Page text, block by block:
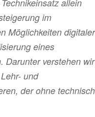
allein
im
Möglichkeiten digitaler
eines
Darunter verstehen wir
und
der ohne